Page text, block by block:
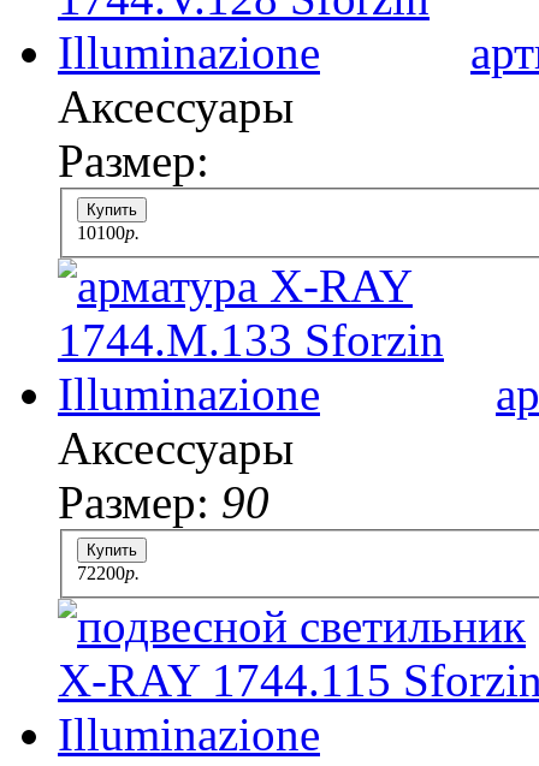
Аксессуары
Размер:
Купить
10100p.
Аксессуары
Размер: 90
Купить
72200p.